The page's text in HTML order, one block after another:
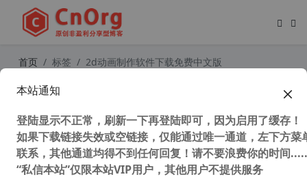
首页 标签 2d动画制作软件下载免费中文版
制作软件
本站通知
登陆显示不正常，刷新一下再登陆即可，因为启用了缓存！
如果下载链接失效或空链接，仅能通过唯一通道，左下方菜
联系，其他通道均得不到任何回复！请不要浪费你的时间
“私信本站”仅限本站VIP用户，其他用户不提供服务